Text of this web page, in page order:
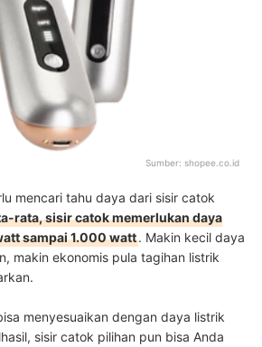
Sumber: shopee.co.id
mencari tahu daya dari sisir catok
rata, sisir catok memerlukan daya
sampai 1.000 watt. Makin kecil daya
makin ekonomis pula tagihan listrik
menyesuaikan dengan daya listrik
sisir catok pilihan pun bisa Anda